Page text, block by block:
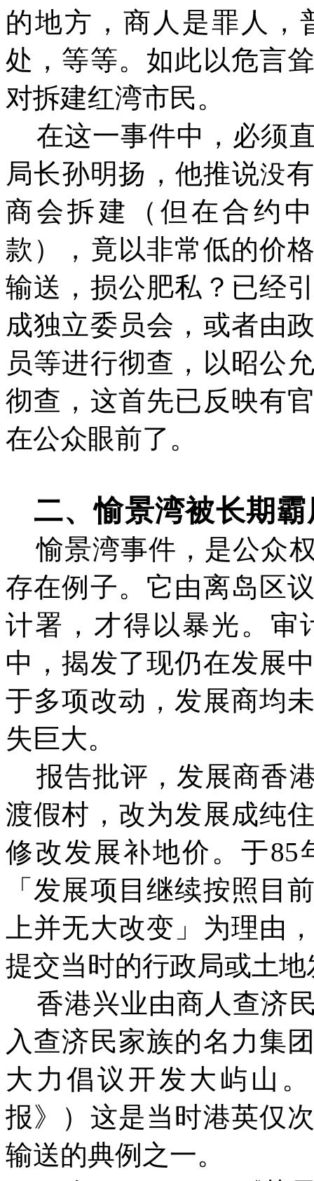
的地方，商人是罪人，
处，等等。如此以危言
对拆建红湾市民。
在这一事件中，必须
局长孙明扬，他推说没有
商会拆建（但在合约
款），竟以非常低的价
输送，损公肥私？已经
成独立委员会，或者由
员等进行彻查，以昭公
彻查，这首先已反映有
在公众眼前了。
二、愉景湾被长期霸
愉景湾事件，是公众
存在例子。它由离岛区
计署，才得以暴光。审
中，揭发了现仍在发展
于多项改动，发展商均
失巨大。
报告批评，发展商香
渡假村，改为发展成纯
修改发展补地价。于85
「发展项目继续按照目
上并无大改变」为理由
提交当时的行政局或土
香港兴业由商人查济
入查济民家族的名力集
大力倡议开发大屿山
报》）这是当时港英仅
输送的典例之一。